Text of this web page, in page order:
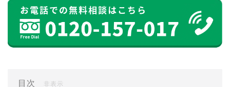
目次 非表示